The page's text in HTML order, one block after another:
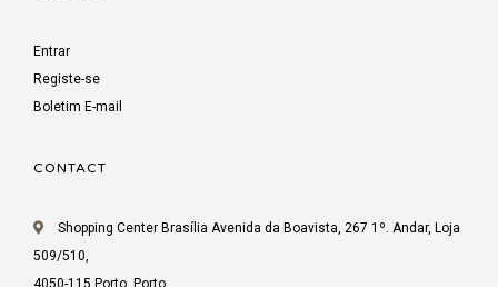
Entrar
Registe-se
Boletim E-mail
CONTACT
Shopping Center Brasília Avenida da Boavista, 267 1º. Andar, Loja
509/510,
4050-115 Porto, Porto